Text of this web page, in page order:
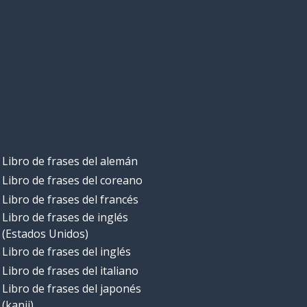
Libro de frases del alemán
Libro de frases del coreano
Libro de frases del francés
Libro de frases de inglés
(Estados Unidos)
Libro de frases del inglés
Libro de frases del italiano
Libro de frases del japonés